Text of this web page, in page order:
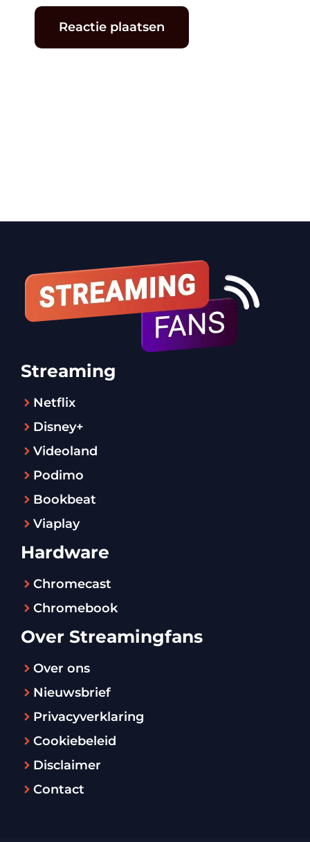
Streaming
Netflix
Disney+
Videoland
Podimo
Bookbeat
Viaplay
Hardware
Chromecast
Chromebook
Over Streamingfans
Over ons
Nieuwsbrief
Privacyverklaring
Cookiebeleid
Disclaimer
Contact